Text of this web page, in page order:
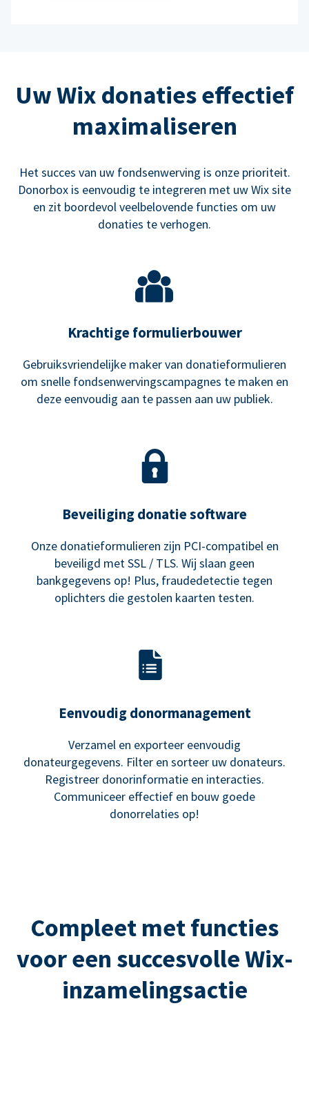
Uw Wix donaties effectief
maximaliseren
Het succes van uw fondsenwerving is onze prioriteit.
Donorbox is eenvoudig te integreren met uw Wix site
en zit boordevol veelbelovende functies om uw
donaties te verhogen.
Krachtige formulierbouwer
Gebruiksvriendelijke maker van donatieformulieren
om snelle fondsenwervingscampagnes te maken en
deze eenvoudig aan te passen aan uw publiek.
Beveiliging donatie software
Onze donatieformulieren zijn PCI-compatibel en
beveiligd met SSL / TLS. Wij slaan geen
bankgegevens op! Plus, fraudedetectie tegen
oplichters die gestolen kaarten testen.
Eenvoudig donormanagement
Verzamel en exporteer eenvoudig
donateurgegevens. Filter en sorteer uw donateurs.
Registreer donorinformatie en interacties.
Communiceer effectief en bouw goede
donorrelaties op!
Compleet met functies
voor een succesvolle Wix-
inzamelingsactie